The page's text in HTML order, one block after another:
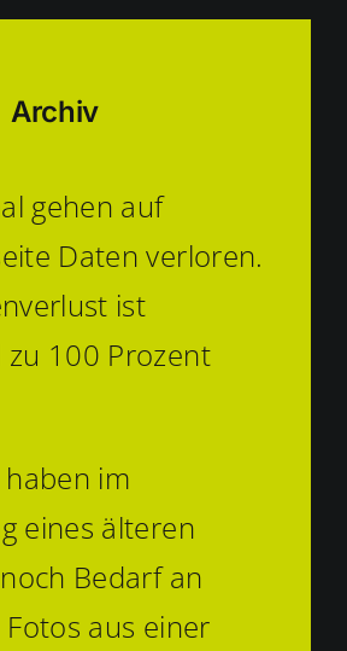
Archiv
gehen auf
Daten verloren.
ist
zu 100 Prozent
im
eines älteren
Bedarf an
aus einer